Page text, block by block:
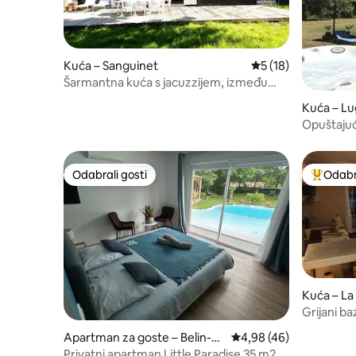
Kuća – Sanguinet Prosječna ocjena:
5 (18)
Šarmantna kuća s jacuzzijem, između
Kuća –
Odabrali gosti
Odabrali gosti
Apartman za goste – Belin-B
éliet
Prosječna ocjena:
4,98 (46)
Među
Kuća –
Grijani